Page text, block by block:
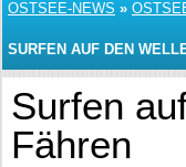
OSTSEE-NEWS »
SURFEN AUF DEN
Surfen
Fähren